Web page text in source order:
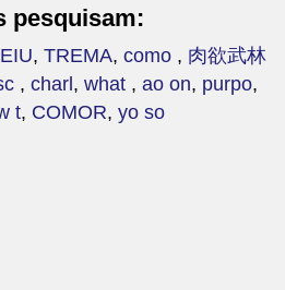
pesquisam:
, TREMA, como , 肉欲武林
, charl , what , ao on, purpo,
t, COMOR, yo so